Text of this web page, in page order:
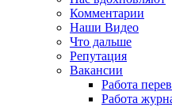
Комментарии
Наши Видео
Что дальше
Репутация
Вакансии
Работа
Работа